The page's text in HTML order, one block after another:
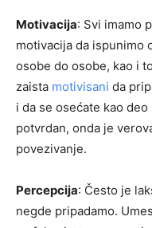
Motivacija: Svi imamo
motivacija da ispunimo
osobe do osobe, kao i
zaista motivisani da
i da se osećate kao
potvrdan, onda je
povezivanje.
Percepcija: Često je
negde pripadamo.